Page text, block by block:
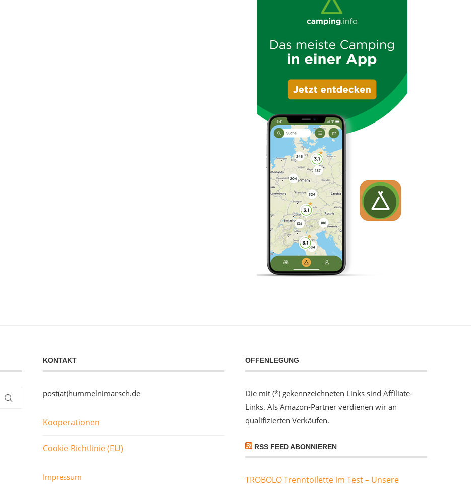
KONTAKT
post(at)hummelnimarsch.de
Kooperationen
Cookie-Richtlinie (EU)
Impressum
OFFENLEGUNG
Die mit (*) gekennzeichneten Links sind Affiliate-
Links. Als Amazon-Partner verdienen wir an
qualifizierten Verkäufen.
RSS FEED ABONNIEREN
TROBOLO Trenntoilette im Test – Unsere